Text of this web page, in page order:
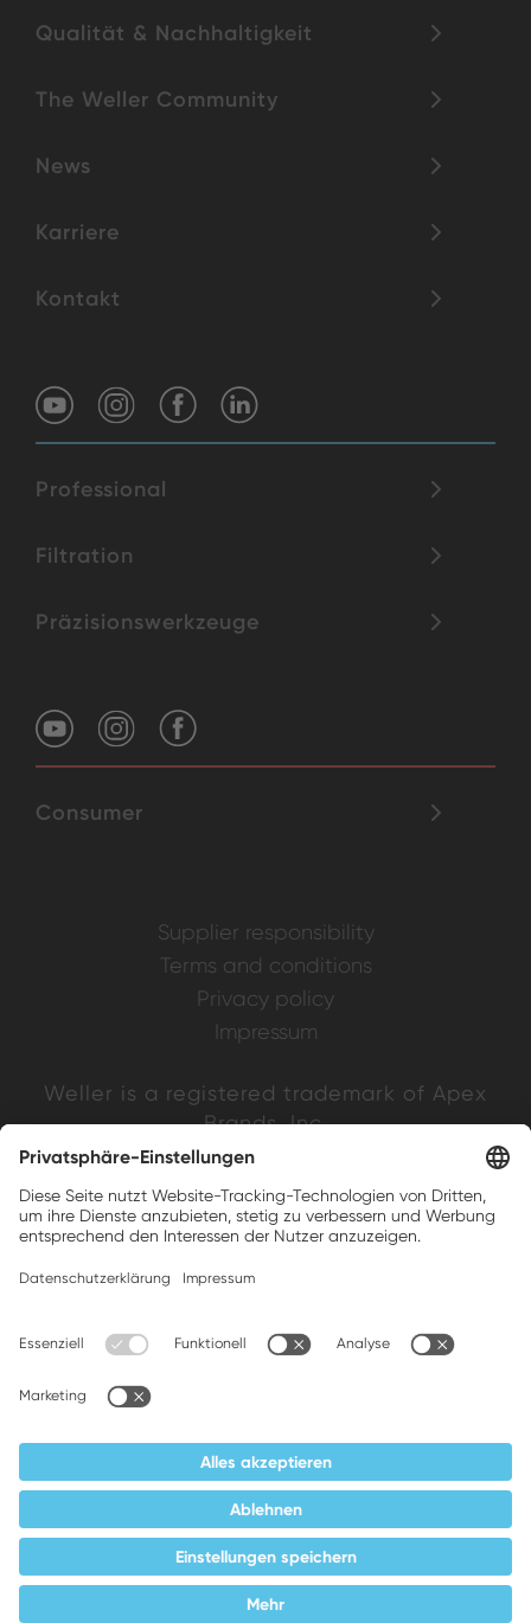
Qualität & Nachhaltigkeit
The Weller Community
News
Karriere
Kontakt
Professional
Filtration
Präzisionswerkzeuge
Consumer
Supplier responsibility
Terms and conditions
Privacy policy
Impressum
Weller is a registered trademark of Apex
Brands, Inc.